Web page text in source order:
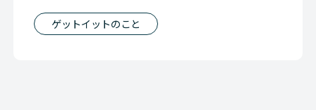
ど新しい可能性がどんどん増えて 暇
ゲットイットのこと